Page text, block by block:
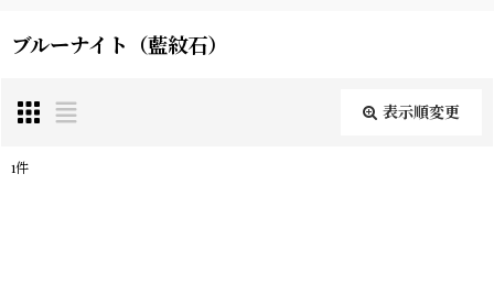
ブルーナイト（藍紋石）
表示順変更
1件